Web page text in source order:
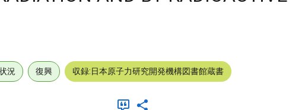
況 復興 収録:日本原子力研究開発機構図書館蔵書